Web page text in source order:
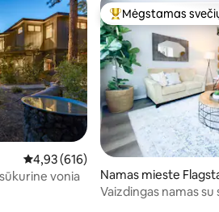
Vidutinis įvertinimas: 4,93 iš 5,
4,93 (616)
vonia
Svečių
Mėgstamas
Namas mieste
Vaizdingas namas